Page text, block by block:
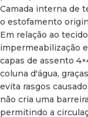
Camada interna de
o estofamento
Em relação ao
impermeabilização
capas de assento
coluna d'água,
evita rasgos
não cria uma
permitindo a